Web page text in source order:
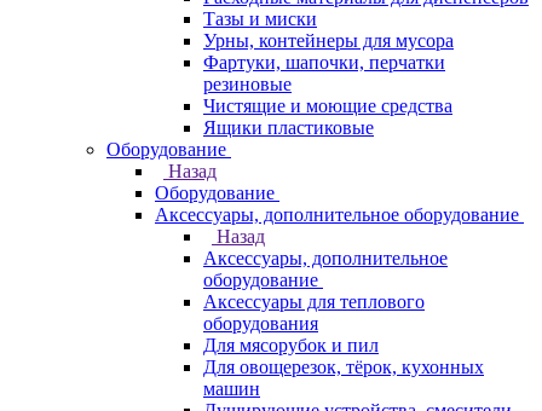
Тазы и миски
Урны, контейнеры для мусора
Фартуки, шапочки, перчатки
резиновые
Чистящие и моющие средства
Ящики пластиковые
Оборудование
Назад
Оборудование
Аксессуары, дополнительное оборудование
Назад
Аксессуары, дополнительное
оборудование
Аксессуары для теплового
оборудования
Для мясорубок и пил
Для овощерезок, тёрок, кухонных
машин